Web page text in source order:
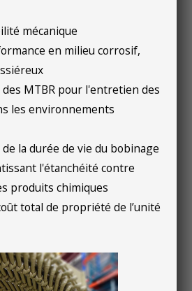
mécanique
en milieu corrosif,
MTBR pour l'entretien des
les environnements
la durée de vie du bobinage
l'étanchéité contre
produits chimiques
total de propriété de l’unité